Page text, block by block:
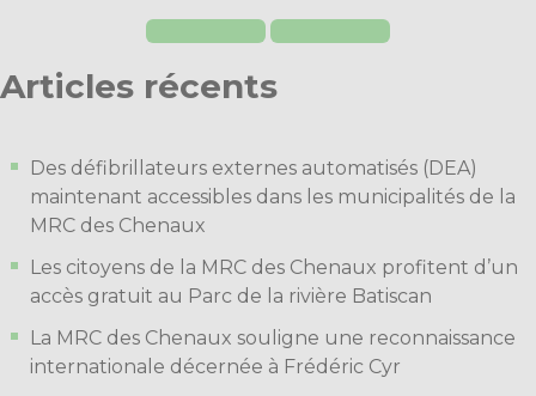
Articles récents
Des défibrillateurs externes automatisés (DEA)
maintenant accessibles dans les municipalités de la
MRC des Chenaux
Les citoyens de la MRC des Chenaux profitent d’un
accès gratuit au Parc de la rivière Batiscan
La MRC des Chenaux souligne une reconnaissance
internationale décernée à Frédéric Cyr